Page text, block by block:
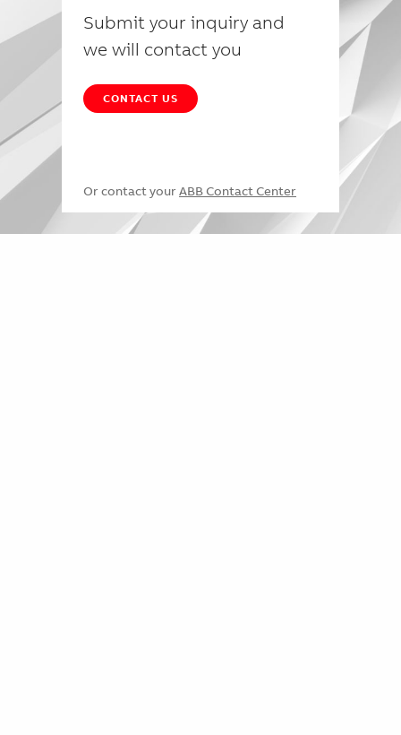
Submit your inquiry and
we will contact you
CONTACT US
Or contact your ABB Contact Center